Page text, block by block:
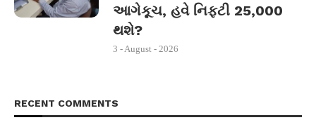
આગેકૂચ, હવે નિફ્ટી 25,000
થશે?
3 - August - 2026
RECENT COMMENTS